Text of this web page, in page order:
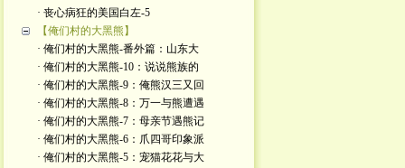
· 丧心病狂的美国白左-5
【俺们村的大黑熊】
· 俺们村的大黑熊-番外篇：山东大
· 俺们村的大黑熊-10：说说熊族的
· 俺们村的大黑熊-9：俺熊汉三又回
· 俺们村的大黑熊-8：万一与熊遭遇
· 俺们村的大黑熊-7：母亲节遇熊记
· 俺们村的大黑熊-6：爪四哥印象派
· 俺们村的大黑熊-5：宠猫花花与大